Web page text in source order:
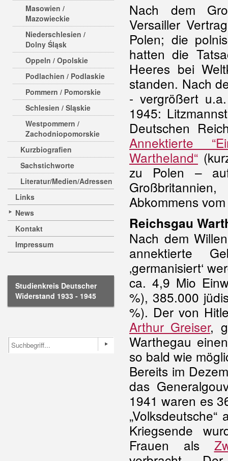
Masowien /
Mazowieckie
Niederschlesien /
Dolny Śląsk
Oppeln / Opolskie
Podlachien / Podlaskie
Pommern / Pomorskie
Schlesien / Sląskie
Westpommern /
Zachodniopomorskie
Kurzbiografien
Sachstichworte
Literatur/Medien/Adressen
Links
News
Kontakt
Impressum
Studienkreis Deutscher
Widerstand 1933 - 1945
Nach dem
Versailler
Polen; die
hatten die
Heeres bei
standen. Nach
- vergrößert
1945:
Deutschen
Annektierte
Wartheland“
zu Polen –
Abkommens
Reichsgau
Nach dem
annektierte
‚germanisiert‘
ca. 4,9 Mio
%), 385.000
%). Der von
Arthur Greiser,
Warthegau
so bald wie
Bereits im
das
1941 waren es
Kriegsende
Frauen als